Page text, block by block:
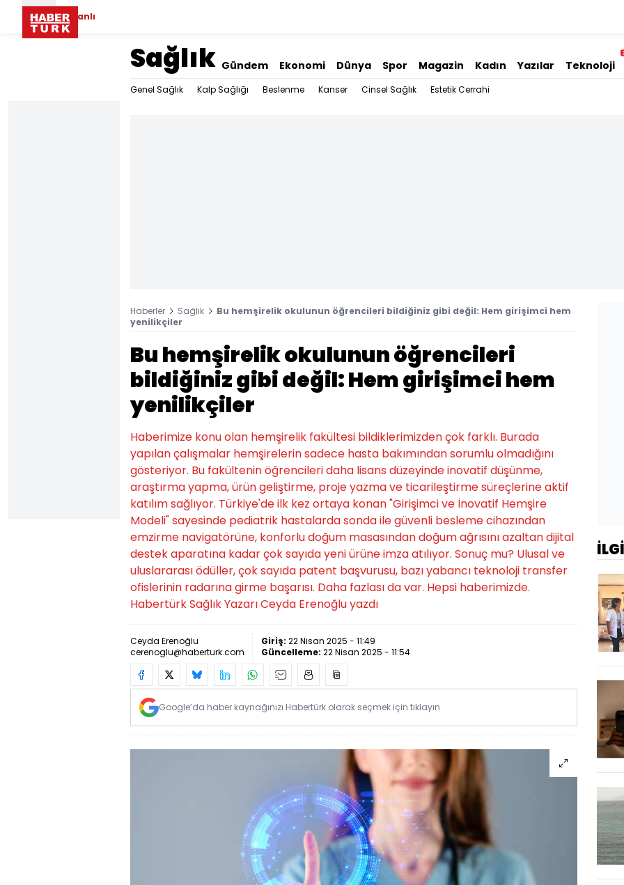
Canlı
Sağlık Gündem Ekonomi Dünya Spor Magazin Kadın Yazılar Teknoloji
Genel Sağlık Kalp Sağlığı Beslenme Kanser Cinsel Sağlık Estetik Cerrahi
Haberler Sağlık
Bu hemşirelik okulunun öğrencileri bildiğiniz gibi değil: Hem girişimci hem
yenilikçiler
Bu hemşirelik okulunun öğrencileri
bildiğiniz gibi değil: Hem girişimci hem
yenilikçiler
Haberimize konu olan hemşirelik fakültesi bildiklerimizden çok farklı. Burada
yapılan çalışmalar hemşirelerin sadece hasta bakımından sorumlu olmadığını
gösteriyor. Bu fakültenin öğrencileri daha lisans düzeyinde inovatif düşünme,
araştırma yapma, ürün geliştirme, proje yazma ve ticarileştirme süreçlerine aktif
katılım sağlıyor. Türkiye'de ilk kez ortaya konan "Girişimci ve İnovatif Hemşire
Modeli" sayesinde pediatrik hastalarda sonda ile güvenli besleme cihazından
emzirme navigatörüne, konforlu doğum masasından doğum ağrısını azaltan dijital
destek aparatına kadar çok sayıda yeni ürüne imza atılıyor. Sonuç mu? Ulusal ve
uluslararası ödüller, çok sayıda patent başvurusu, bazı yabancı teknoloji transfer
ofislerinin radarına girme başarısı. Daha fazlası da var. Hepsi haberimizde.
Habertürk Sağlık Yazarı Ceyda Erenoğlu yazdı
Ceyda Erenoğlu
cerenoglu@haberturk.com
Giriş: 22 Nisan 2025 - 11:49
Güncelleme: 22 Nisan 2025 - 11:54
Google’da haber kaynağınızı Habertürk olarak seçmek için tıklayın